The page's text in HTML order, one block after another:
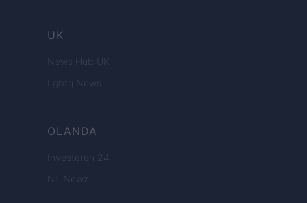
UK
News Hub UK
Lgbtq News
OLANDA
Investeren 24
NL Newz